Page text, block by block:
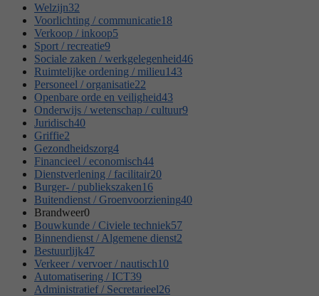
Welzijn32
Voorlichting / communicatie18
Verkoop / inkoop5
Sport / recreatie9
Sociale zaken / werkgelegenheid46
Ruimtelijke ordening / milieu143
Personeel / organisatie22
Openbare orde en veiligheid43
Onderwijs / wetenschap / cultuur9
Juridisch40
Griffie2
Gezondheidszorg4
Financieel / economisch44
Dienstverlening / facilitair20
Burger- / publiekszaken16
Buitendienst / Groenvoorziening40
Brandweer0
Bouwkunde / Civiele techniek57
Binnendienst / Algemene dienst2
Bestuurlijk47
Verkeer / vervoer / nautisch10
Automatisering / ICT39
Administratief / Secretarieel26